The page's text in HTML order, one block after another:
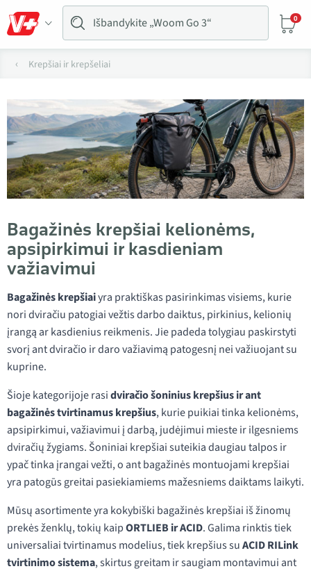
0
Krepšiai ir krepšeliai
Bagažinės krepšiai kelionėms,
apsipirkimui ir kasdieniam
važiavimui
Bagažinės krepšiaiyra praktiškas pasirinkimas visiems, kurie
nori dviračiu patogiai vežtis darbo daiktus, pirkinius, kelionių
įrangą ar kasdienius reikmenis. Jie padeda tolygiau paskirstyti
svorį ant dviračio ir daro važiavimą patogesnį nei važiuojant su
kuprine.
Šioje kategorijoje rasidviračio šoninius krepšius ir ant
bagažinės tvirtinamus krepšius, kurie puikiai tinka kelionėms,
apsipirkimui, važiavimui į darbą, judėjimui mieste ir ilgesniems
dviračių žygiams. Šoniniai krepšiai suteikia daugiau talpos ir
ypač tinka įrangai vežti, o ant bagažinės montuojami krepšiai
yra patogūs greitai pasiekiamiems mažesniems daiktams laikyti.
Mūsų asortimente yra kokybiški bagažinės krepšiai iš žinomų
prekės ženklų, tokių kaipORTLIEB ir ACID. Galima rinktis tiek
universaliai tvirtinamus modelius, tiek krepšius suACID RILink
tvirtinimo sistema, skirtus greitam ir saugiam montavimui ant